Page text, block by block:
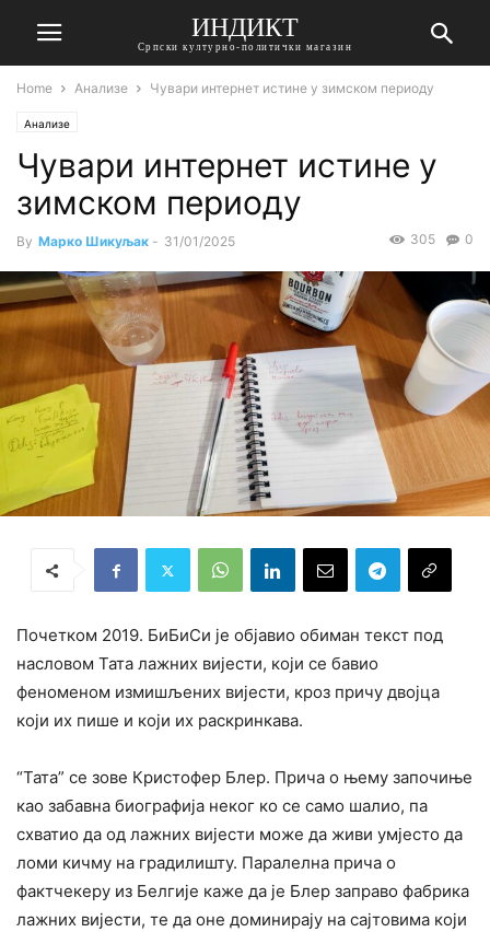
ИНДИКТ
Српски културно-политички магазин
Home Анализе Чувари интернет истине у зимском периоду
Анализе
Чувари интернет истине у
зимском периоду
By Марко Шикуљак - 31/01/2025 0
305
Почетком 2019. БиБиСи је објавио обиман текст под
насловом Тата лажних вијести, који се бавио
феноменом измишљених вијести, кроз причу двојца
који их пише и који их раскринкава.
“Тата” се зове Кристофер Блер. Прича о њему започиње
као забавна биографија неког ко се само шалио, па
схватио да од лажних вијести може да живи умјесто да
ломи кичму на градилишту. Паралелна прича о
фактчекеру из Белгије каже да је Блер заправо фабрика
лажних вијести, те да оне доминирају на сајтовима који